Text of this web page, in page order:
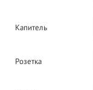
Капитель
Розетка